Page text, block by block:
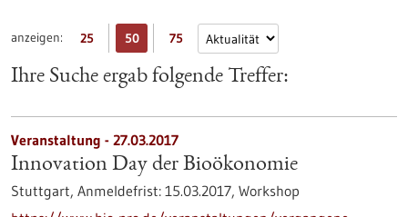
anzeigen: 25 50 75
Ihre Suche ergab folgende Treffer:
Veranstaltung - 27.03.2017
Innovation Day der Bioökonomie
Stuttgart, Anmeldefrist: 15.03.2017, Workshop